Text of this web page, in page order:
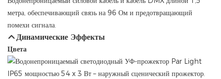
метра, обеспечивающий связь на 96 Ом и предотвращающий
помехи сигнала.
Динамические Эффекты
Цвета